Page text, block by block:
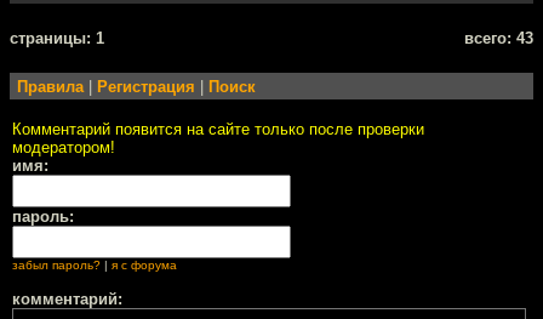
cтраницы: 1 всего: 43
Правила| Регистрация Поиск
Комментарий появится на сайте только после проверки
модератором!
имя:
пароль:
забыл пароль? я с форума
комментарий: